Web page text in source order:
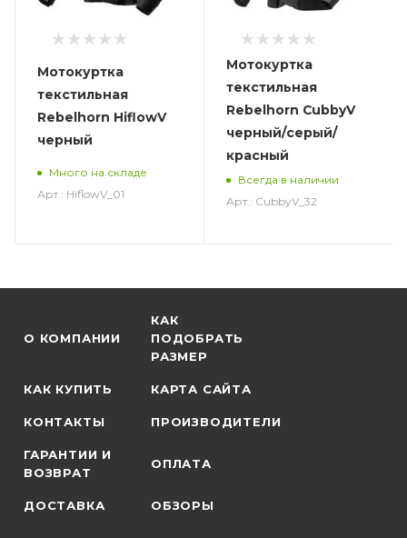
Мотокуртка
текстильная
Rebelhorn HiflowV
черный
Много на складе
Арт.: HiflowV_01
Мотокуртка
текстильная
Rebelhorn CubbyV
черный/серый/
красный
Всегда в наличии
Арт.: CubbyV_32
О КОМПАНИИ
КАК
ПОДОБРАТЬ
РАЗМЕР
КАК КУПИТЬ КАРТА САЙТА
КОНТАКТЫ ПРОИЗВОДИТЕЛИ
ГАРАНТИИ И
ВОЗВРАТ
ОПЛАТА
ДОСТАВКА ОБЗОРЫ